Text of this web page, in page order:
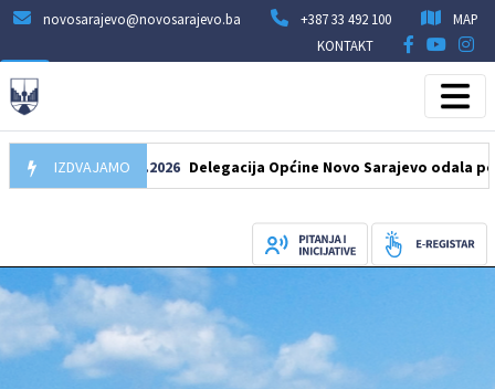
novosarajevo@novosarajevo.ba +387 33 492 100
MAP
KONTAKT
IZDVAJAMO
07.08.2026 Delegacija Općine Novo Sarajevo odala počast